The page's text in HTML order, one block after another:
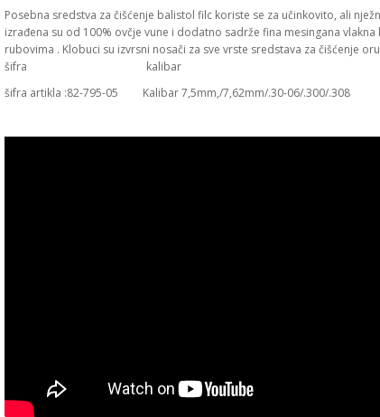
Posebna sredstva za čišćenje balistol filc koriste se za učinkovito, ali
izrađena su od 100% ovčje vune i dodatno sadrže fina mesingana
rubovima . Klobuci su izvrsni nosači za sve vrste sredstava za čišćenje
šifra kalibar
šifra artikla :82-795-05 Kalibar 7,5mm,/7,62mm/.30-06/.300/